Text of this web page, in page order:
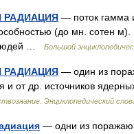
— поток гамма
(до мн. сотен
…
Большой
— один из
и от др. источников
Энциклопедический
— одни из